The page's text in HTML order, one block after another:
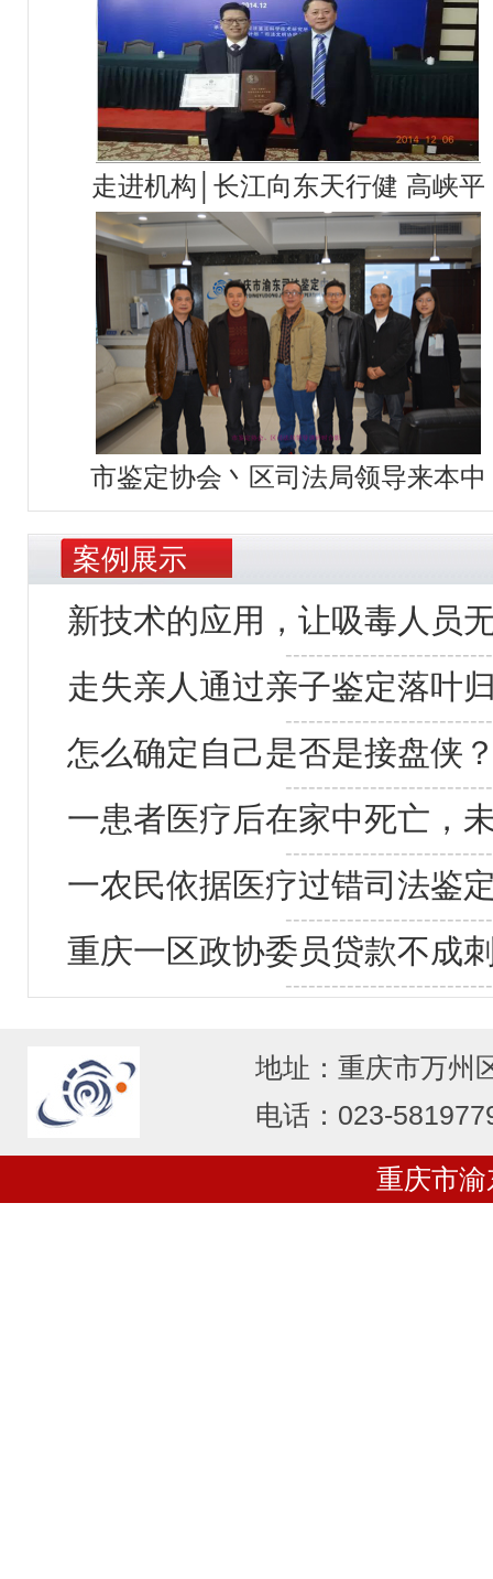
走进机构│长江向东天行健 高峡平
市鉴定协会丶区司法局领导来本中
案例展示
新技术的应用，让吸毒人员
走失亲人通过亲子鉴定落叶
怎么确定自己是否是接盘侠
一患者医疗后在家中死亡，
一农民依据医疗过错司法鉴
重庆一区政协委员贷款不成
地址：重庆市万州
电话：023-
重庆市